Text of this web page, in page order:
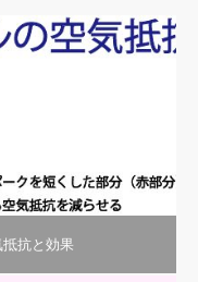
抗と効果